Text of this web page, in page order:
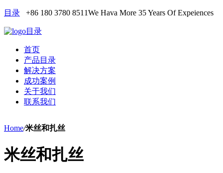
目录 +86 180 3780 8511We Hava More 35 Years Of Expeiences
目录
首页
产品目录
解决方案
成功案例
关于我们
联系我们
Home/米丝和扎丝
米丝和扎丝